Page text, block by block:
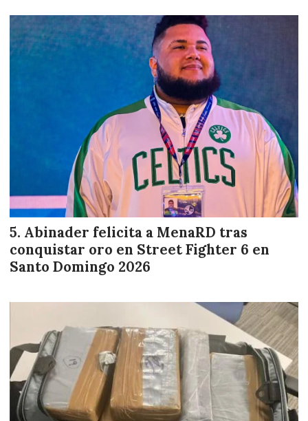
Abinader felicita a MenaRD tras
conquistar oro en Street Fighter 6 en
Santo Domingo 2026